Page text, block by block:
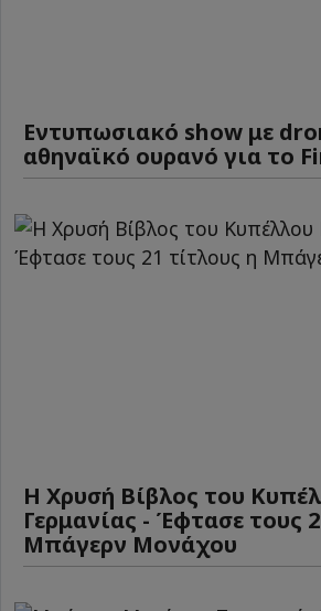
Εντυπωσιακό show με
αθηναϊκό ουρανό για το
Η Χρυσή Βίβλος του
Γερμανίας - Έφτασε τους
Μπάγερν Μονάχου